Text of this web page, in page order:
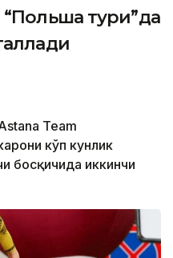
тури”да
Team
кўп кунлик
босқичида иккинчи